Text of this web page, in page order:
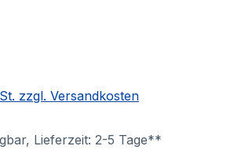
zzgl. Versandkosten
Lieferzeit: 2-5 Tage**